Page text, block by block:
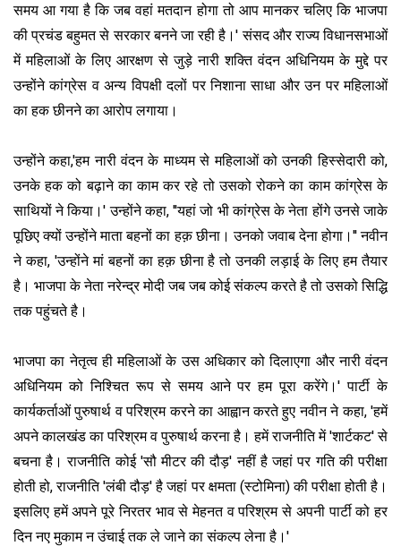
समय आ गया है कि जब वहां मतदान होगा तो आप मानकर चलिए कि भाजपा
की प्रचंड बहुमत से सरकार बनने जा रही है।' संसद और राज्य विधानसभाओं
में महिलाओं के लिए आरक्षण से जुड़े नारी शक्ति वंदन अधिनियम के मुद्दे पर
उन्होंने कांग्रेस व अन्य विपक्षी दलों पर निशाना साधा और उन पर महिलाओं
का हक छीनने का आरोप लगाया।
उन्होंने कहा,'हम नारी वंदन के माध्यम से महिलाओं को उनकी हिस्सेदारी को,
उनके हक को बढ़ाने का काम कर रहे तो उसको रोकने का काम कांग्रेस के
साथियों ने किया।' उन्होंने कहा, ''यहां जो भी कांग्रेस के नेता होंगे उनसे जाके
पूछिए क्यों उन्होंने माता बहनों का हक़ छीना। उनको जवाब देना होगा।'' नवीन
ने कहा, 'उन्होंने मां बहनों का हक़ छीना है तो उनकी लड़ाई के लिए हम तैयार
है। भाजपा के नेता नरेन्द्र मोदी जब जब कोई संकल्प करते है तो उसको सिद्धि
तक पहुंचते है।
भाजपा का नेतृत्व ही महिलाओं के उस अधिकार को दिलाएगा और नारी वंदन
अधिनियम को निश्चित रूप से समय आने पर हम पूरा करेंगे।' पार्टी के
कार्यकर्ताओं पुरुषार्थ व परिश्रम करने का आह्वान करते हुए नवीन ने कहा, 'हमें
अपने कालखंड का परिश्रम व पुरुषार्थ करना है। हमें राजनीति में 'शार्टकट' से
बचना है। राजनीति कोई 'सौ मीटर की दौड़' नहीं है जहां पर गति की परीक्षा
होती हो, राजनीति 'लंबी दौड़' है जहां पर क्षमता (स्टोमिना) की परीक्षा होती है।
इसलिए हमें अपने पूरे निरतर भाव से मेहनत व परिश्रम से अपनी पार्टी को हर
दिन नए मुकाम न उंचाई तक ले जाने का संकल्प लेना है।'